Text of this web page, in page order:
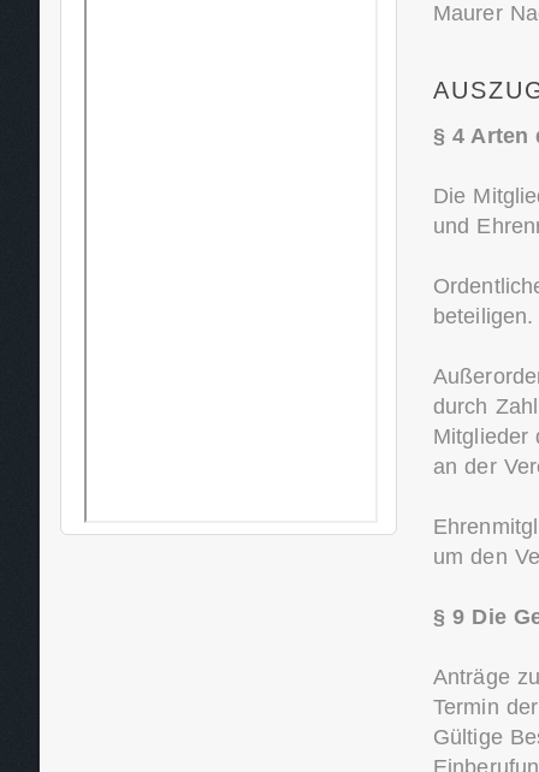
Maurer
§ 4 Arten
Die
und
beteiligen.
durch
Mitglieder
an der
um den
§ 9 Die
Anträge
Termin
Gültige